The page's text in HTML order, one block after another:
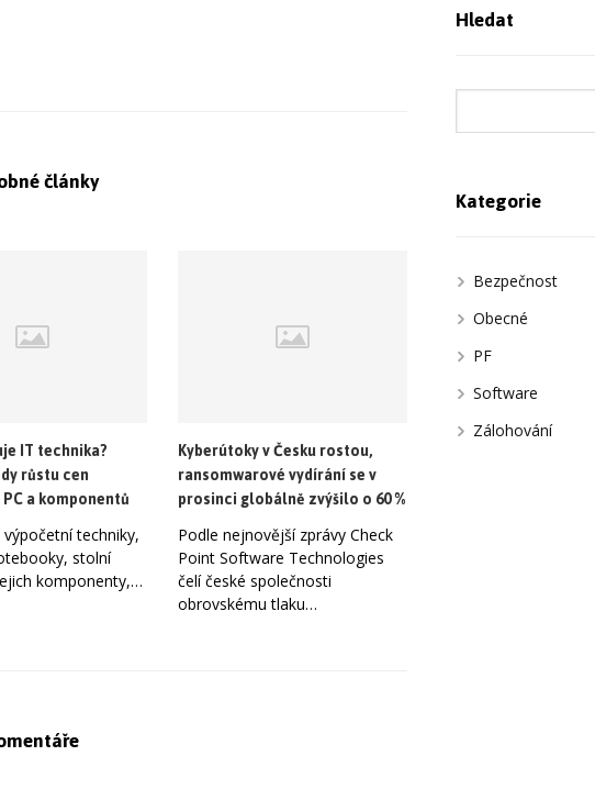
články
IT technika?
růstu cen
a komponentů
výpočetní techniky,
stolní
komponenty,…
Kyberútoky v Česku rostou,
ransomwarové vydírání se v
prosinci globálně zvýšilo o 60 %
Podle nejnovější zprávy Check
Point Software Technologies
čelí české společnosti
obrovskému tlaku…
Hledat
Kategorie
Bezpečnost
Obecné
PF
Software
Zálohování